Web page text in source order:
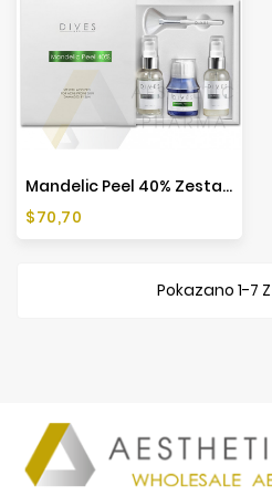
Mandelic Peel 40% Zestaw Peelingujący - 50ml
Cena
$70,70
Pokazano 1-7